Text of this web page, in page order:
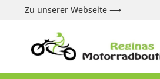
Zu unserer Webseite ⟶